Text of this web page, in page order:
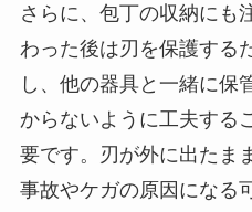
さらに、包丁の収納にも
わった後は刃を保護する
し、他の器具と一緒に保
からないように工夫する
要です。刃が外に出たま
事故やケガの原因になる